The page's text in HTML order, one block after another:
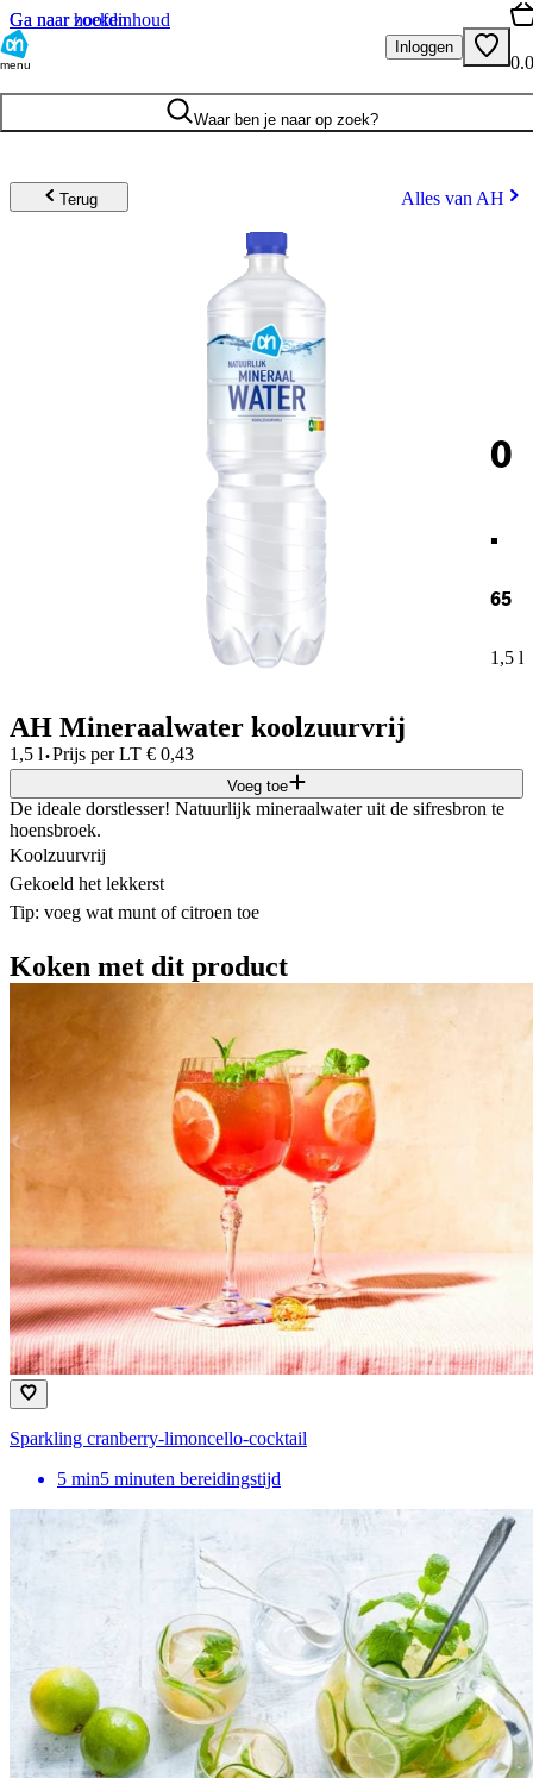
Ga naar hoofdinhoud
Ga naar zoeken
menu
Inloggen
Waar ben je naar op zoek?
Terug Alles van AH
0
.
65
1,5 l
AH Mineraalwater koolzuurvrij
1,5 l·Prijs per LT € 0,43
Voeg toe
De ideale dorstlesser! Natuurlijk mineraalwater uit de sifresbron te
hoensbroek.
Koolzuurvrij
Gekoeld het lekkerst
Tip: voeg wat munt of citroen toe
Koken met dit product
Sparkling cranberry-limoncello-cocktail
5 min5 minuten bereidingstijd